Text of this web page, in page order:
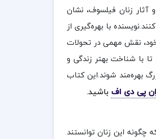
آثار زنان فیلسوف، نشان
با بهره‌گیری از
نقش مهمی در تحولات
تا با شناخت بهتر زندگی و
بهره‌مند شوند.این کتاب
پی دی اف باشید.
این زنان توانستند